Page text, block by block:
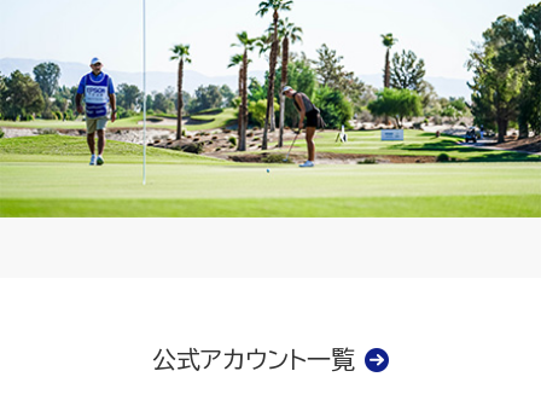
公式アカウント一覧